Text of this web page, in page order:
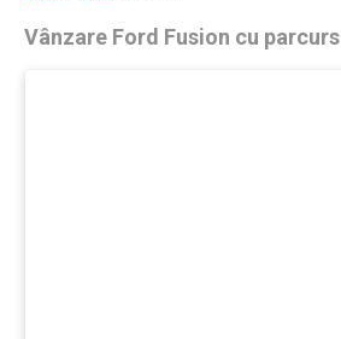
Vânzare Ford Fusion cu parcurs